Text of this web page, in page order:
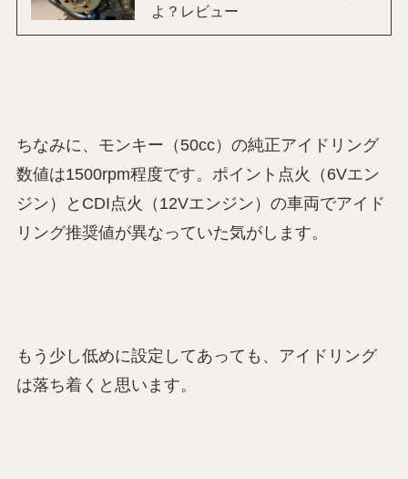
よ？レビュー
ちなみに、モンキー（50cc）の純正アイドリング
数値は1500rpm程度です。ポイント点火（6Vエン
ジン）とCDI点火（12Vエンジン）の車両でアイド
リング推奨値が異なっていた気がします。
もう少し低めに設定してあっても、アイドリング
は落ち着くと思います。